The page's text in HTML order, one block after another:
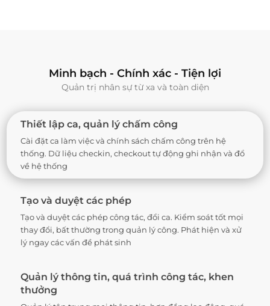
Minh bạch - Chính xác - Tiện lợi
Quản trị nhân sự từ xa và toàn diện
Thiết lập ca, quản lý chấm công
Cài đặt ca làm việc và chính sách chấm công trên hệ
thống. Dữ liệu checkin, checkout tự động ghi nhận và đổ
về hệ thống
Tạo và duyệt các phép
Tạo và duyệt các phép công tác, đổi ca. Kiểm soát tốt mọi
thay đổi, bất thường trong quản lý công. Phát hiện và xử
lý ngay các vấn đề phát sinh
Quản lý thông tin, quá trình công tác, khen
thưởng